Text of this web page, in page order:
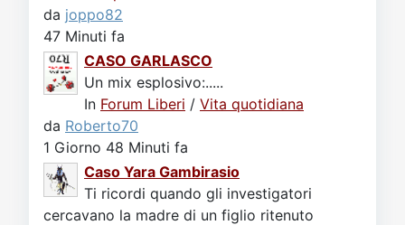
da joppo82
47 Minuti fa
CASO GARLASCO
Un mix esplosivo:.....
In Forum Liberi / Vita quotidiana
da Roberto70
1 Giorno 48 Minuti fa
Caso Yara Gambirasio
Ti ricordi quando gli investigatori
cercavano la madre di un figlio ritenuto